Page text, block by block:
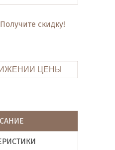
Получите скидку!
ЦЕНЫ